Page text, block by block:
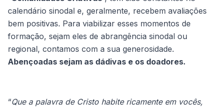
calendário sinodal e, geralmente, recebem avaliações
bem positivas. Para viabilizar esses momentos de
formação, sejam eles de abrangência sinodal ou
regional, contamos com a sua generosidade.
Abençoadas sejam as dádivas e os doadores.
“Que a palavra de Cristo habite ricamente em vocês,